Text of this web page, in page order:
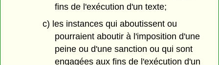
fins de l'exécution d'un texte;
c) les instances qui aboutissent ou
pourraient aboutir à l'imposition d'une
peine ou d'une sanction ou qui sont
engagées aux fins de l'exécution d'un